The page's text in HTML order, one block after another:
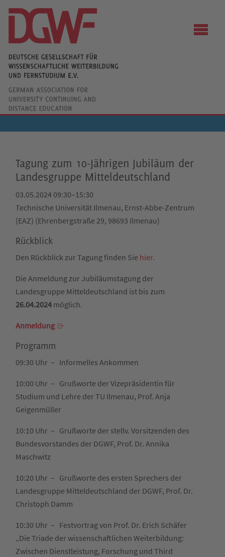
Tagung zum 10-Jährigen Jubiläum der
Landesgruppe Mitteldeutschland
03.05.2024 09:30–15:30
Technische Universität Ilmenau, Ernst-Abbe-Zentrum
(EAZ) (Ehrenbergstraße 29, 98693 Ilmenau)
Rückblick
Den Rückblick zur Tagung finden Sie hier.
Die Anmeldung zur Jubiläumstagung der
Landesgruppe Mitteldeutschland ist bis zum
26.04.2024 möglich.
Anmeldung
Programm
09:30 Uhr – Informelles Ankommen
10:00 Uhr – Grußworte der Vizepräsidentin für
Studium und Lehre der TU Ilmenau, Prof. Anja
Geigenmüller
10:10 Uhr – Grußworte der stellv. Vorsitzenden des
Bundesvorstandes der DGWF, Prof. Dr. Annika
Maschwitz
10:20 Uhr – Grußworte des ersten Sprechers der
Landesgruppe Mitteldeutschland der DGWF, Prof. Dr.
Christoph Damm
10:30 Uhr – Festvortrag von Prof. Dr. Erich Schäfer
„Die Triade der wissenschaftlichen Weiterbildung:
Zwischen Dienstleistung, Forschung und Third